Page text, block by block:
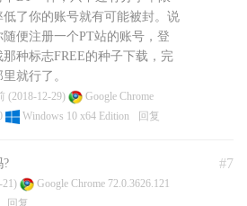
低了你的账号就有可能被封。说
便注册一个PT站的账号，登
种标志FREE的种子下载，完
就行了。
(2018-12-29)
Google Chrome
Windows 10 x64 Edition 回复
#7
?
21)
Google Chrome 72.0.3626.121
回复